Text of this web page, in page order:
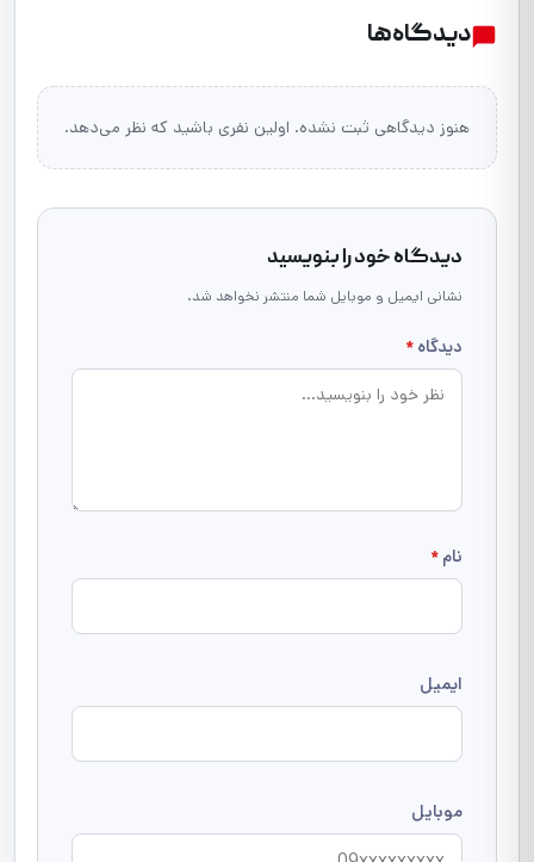
دیدگاه‌ها
هنوز دیدگاهی ثبت نشده. اولین نفری باشید که نظر می‌دهد.
دیدگاه خود را بنویسید
نشانی ایمیل و موبایل شما منتشر نخواهد شد.
دیدگاه *
نام *
ایمیل
موبایل